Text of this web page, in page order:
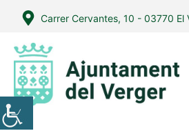
contingut
Carrer Cervantes, 10 - 03770 El